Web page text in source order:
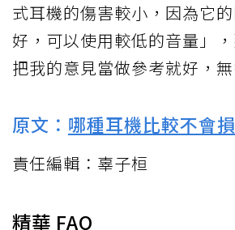
式耳機的傷害較小，因為它
好，可以使用較低的音量」
把我的意見當做參考就好，
原文： 哪種耳機比較不會
責任編輯：辜子桓
精華 FAQ